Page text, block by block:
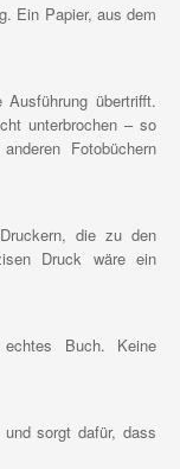
Ein Papier, aus dem
übertrifft.
unterbrochen – so
Fotobüchern
die zu den
Druck wäre ein
Buch. Keine
sorgt dafür, dass